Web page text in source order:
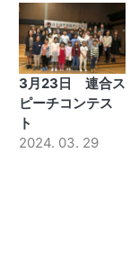
3月23日 連合ス
ピーチコンテス
ト
2024. 03. 29